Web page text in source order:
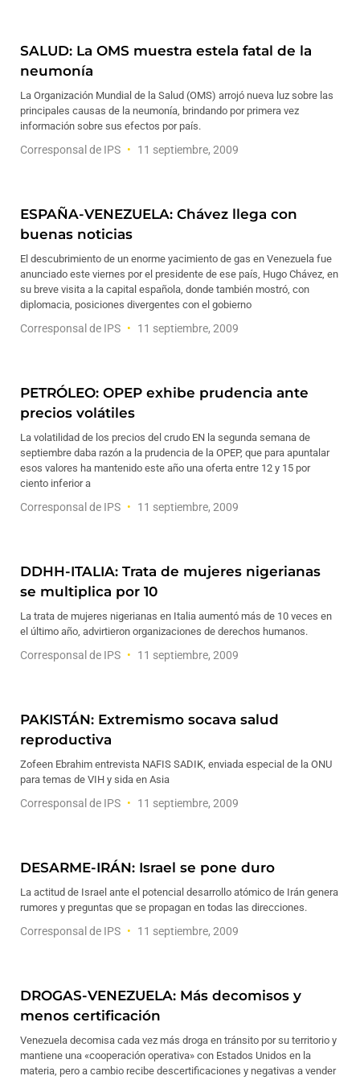
SALUD: La OMS muestra estela fatal de la
neumonía
La Organización Mundial de la Salud (OMS) arrojó nueva luz sobre las
principales causas de la neumonía, brindando por primera vez
información sobre sus efectos por país.
Corresponsal de IPS 11 septiembre, 2009
ESPAÑA-VENEZUELA: Chávez llega con
buenas noticias
El descubrimiento de un enorme yacimiento de gas en Venezuela fue
anunciado este viernes por el presidente de ese país, Hugo Chávez, en
su breve visita a la capital española, donde también mostró, con
diplomacia, posiciones divergentes con el gobierno
Corresponsal de IPS 11 septiembre, 2009
PETRÓLEO: OPEP exhibe prudencia ante
precios volátiles
La volatilidad de los precios del crudo EN la segunda semana de
septiembre daba razón a la prudencia de la OPEP, que para apuntalar
esos valores ha mantenido este año una oferta entre 12 y 15 por
ciento inferior a
Corresponsal de IPS 11 septiembre, 2009
DDHH-ITALIA: Trata de mujeres nigerianas
se multiplica por 10
La trata de mujeres nigerianas en Italia aumentó más de 10 veces en
el último año, advirtieron organizaciones de derechos humanos.
Corresponsal de IPS 11 septiembre, 2009
PAKISTÁN: Extremismo socava salud
reproductiva
Zofeen Ebrahim entrevista NAFIS SADIK, enviada especial de la ONU
para temas de VIH y sida en Asia
Corresponsal de IPS 11 septiembre, 2009
DESARME-IRÁN: Israel se pone duro
La actitud de Israel ante el potencial desarrollo atómico de Irán genera
rumores y preguntas que se propagan en todas las direcciones.
Corresponsal de IPS 11 septiembre, 2009
DROGAS-VENEZUELA: Más decomisos y
menos certificación
Venezuela decomisa cada vez más droga en tránsito por su territorio y
mantiene una «cooperación operativa» con Estados Unidos en la
materia, pero a cambio recibe descertificaciones y negativas a vender